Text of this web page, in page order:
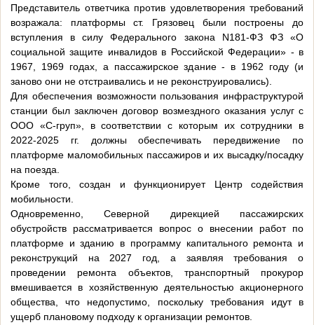
Представитель ответчика против удовлетворения требований
возражала: платформы ст. Грязовец были построены до
вступления в силу Федерального закона N181-ФЗ ФЗ «О
социальной защите инвалидов в Российской Федерации» - в
1967, 1969 годах, а пассажирское здание - в 1962 году (и
заново они не отстраивались и не реконструировались).
Для обеспечения возможности пользования инфраструктурой
станции был заключен договор возмездного оказания услуг с
ООО «С-груп», в соответствии с которым их сотрудники в
2022-2025 гг. должны обеспечивать передвижение по
платформе маломобильных пассажиров и их высадку/посадку
на поезда.
Кроме того, создан и функционирует Центр содействия
мобильности.
Одновременно, Северной дирекцией пассажирских
обустройств рассматривается вопрос о внесении работ по
платформе и зданию в программу капитального ремонта и
реконструкций на 2027 год, а заявляя требования о
проведении ремонта объектов, транспортный прокурор
вмешивается в хозяйственную деятельностью акционерного
общества, что недопустимо, поскольку требования идут в
ущерб плановому подходу к организации ремонтов.